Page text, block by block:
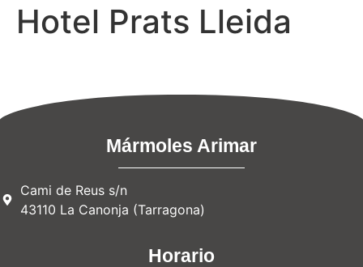
Hotel Prats Lleida
Mármoles Arimar
Cami de Reus s/n
43110 La Canonja (Tarragona)
Horario